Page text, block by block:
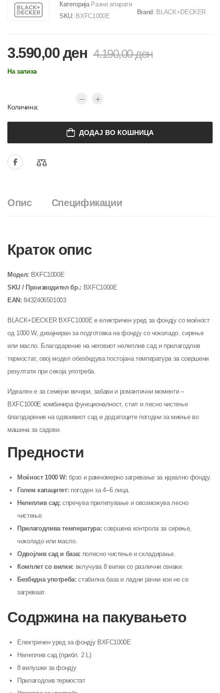
Категорија Разни апарати
SKU: BXFC1000E
Brand: BLACK+DECKER
3.590,00ден 4.190,00ден
На залиха
Количина:
ДОДАЈ ВО КОШНИЦА
Опис Спецификации
Краток опис
Модел: BXFC1000E
SKU / Производител бр.: BXFC1000E
EAN: 8432406501003
BLACK+DECKER BXFC1000E е електричен уред за фондју со моќност
од 1000 W, дизајниран за подготовка на фондју со чоколадо, сирење
или масло. Благодарение на неговиот нелеплив сад и прилагодлив
термостат, овој модел обезбедува постојана температура за совршени
резултати при секоја употреба.
Идеален е за семејни вечери, забави и романтични моменти –
BXFC1000E комбинира функционалност, стил и лесно чистење
благодарение на одвоивиот сад и додатоците погодни за миење во
машина за садови.
Предности
Моќност 1000 W: брзо и рамномерно загревање за идеално фондју.
Голем капацитет: погоден за 4–6 лица.
Нелеплив сад: спречува прилепување и овозможува лесно
чистење.
Прилагодлива температура: совршена контрола за сирење,
чоколадо или масло.
Одвојлив сад и база: полесно чистење и складирање.
Комплет со вилки: вклучува 8 вилки со различни ознаки.
Безбедна употреба: стабилна база и ладни рачки кои не се
загреваат.
Содржина на пакувањето
Електричен уред за фондју BXFC1000E
Нелеплив сад (прибл. 2 L)
8 вилушки за фондју
Прилагодлив термостат